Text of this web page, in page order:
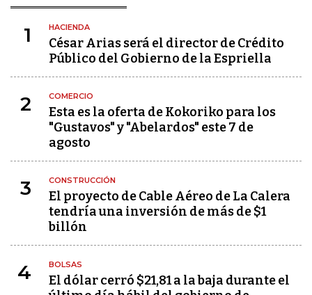
1 HACIENDA
César Arias será el director de Crédito
Público del Gobierno de la Espriella
2 COMERCIO
Esta es la oferta de Kokoriko para los
"Gustavos" y "Abelardos" este 7 de
agosto
3 CONSTRUCCIÓN
El proyecto de Cable Aéreo de La Calera
tendría una inversión de más de $1
billón
4 BOLSAS
El dólar cerró $21,81 a la baja durante el